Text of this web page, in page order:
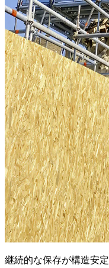
継続的な保存が構造安